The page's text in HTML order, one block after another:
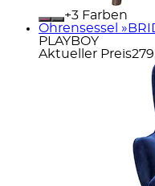
+
Farben
Ohrensessel
PLAYBOY
Aktueller Preis